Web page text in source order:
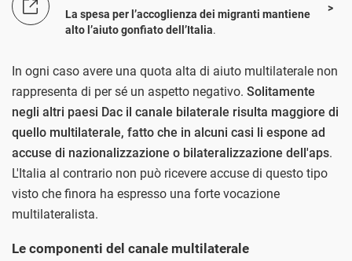
La spesa per l’accoglienza dei migranti mantiene
alto l’aiuto gonfiato dell’Italia.
In ogni caso avere una quota alta di aiuto multilaterale non
rappresenta di per sé un aspetto negativo. Solitamente
negli altri paesi Dac il canale bilaterale risulta maggiore di
quello multilaterale, fatto che in alcuni casi li espone ad
accuse di nazionalizzazione o bilateralizzazione dell'aps.
L'Italia al contrario non può ricevere accuse di questo tipo
visto che finora ha espresso una forte vocazione
multilateralista.
Le componenti del canale multilaterale